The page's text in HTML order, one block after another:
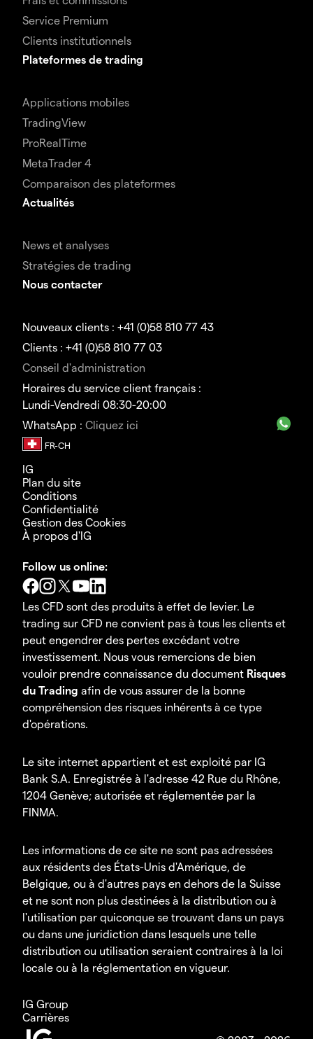
Service Premium
Clients institutionnels
Plateformes de trading
Applications mobiles
TradingView
ProRealTime
MetaTrader 4
Comparaison des plateformes
Actualités
News et analyses
Stratégies de trading
Nous contacter
Nouveaux clients : +41 (0)58 810 77 43
Clients : +41 (0)58 810 77 03
Conseil d'administration
Horaires du service client français :
Lundi-Vendredi 08:30-20:00
WhatsApp : Cliquez ici
IG
Plan du site
Conditions
Confidentialité
Gestion des Cookies
À propos d'IG
Follow us online:
Les CFD sont des produits à effet de levier. Le
trading sur CFD ne convient pas à tous les clients et
peut engendrer des pertes excédant votre
investissement. Nous vous remercions de bien
vouloir prendre connaissance du document Risques
du Trading afin de vous assurer de la bonne
compréhension des risques inhérents à ce type
d'opérations.
Le site internet appartient et est exploité par IG
Bank S.A. Enregistrée à l'adresse 42 Rue du Rhône,
1204 Genève; autorisée et réglementée par la
FINMA.
Les informations de ce site ne sont pas adressées
aux résidents des États-Unis d'Amérique, de
Belgique, ou à d'autres pays en dehors de la Suisse
et ne sont non plus destinées à la distribution ou à
l'utilisation par quiconque se trouvant dans un pays
ou dans une juridiction dans lesquels une telle
distribution ou utilisation seraient contraires à la loi
locale ou à la réglementation en vigueur.
IG Group
Carrières